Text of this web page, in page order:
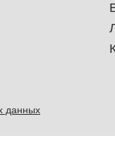
данных